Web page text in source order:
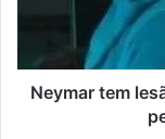
perder
estreia
Neymar tem